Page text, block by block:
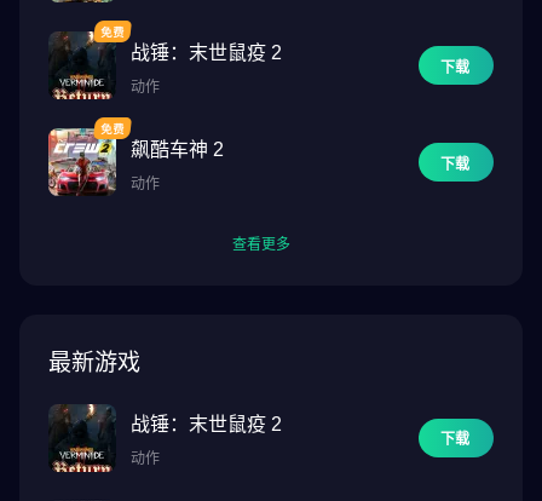
战锤：末世鼠疫 2
动作
下载
飙酷车神 2
动作
下载
查看更多
最新游戏
战锤：末世鼠疫 2
动作
下载